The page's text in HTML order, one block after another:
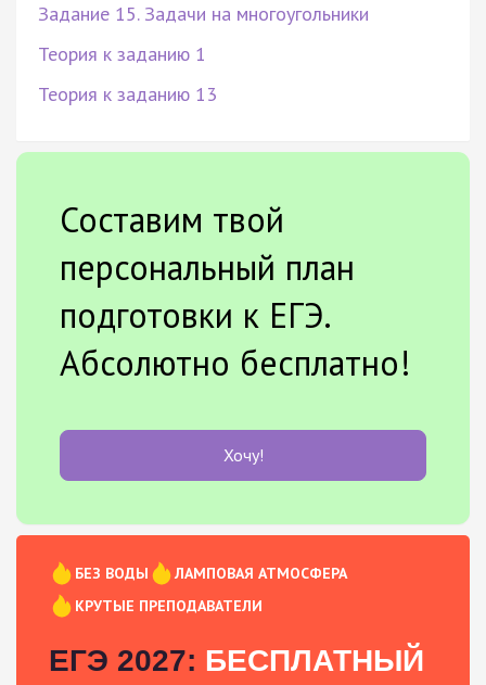
Задание 15. Задачи на многоугольники
Теория к заданию 1
Теория к заданию 13
Составим твой
персональный план
подготовки к ЕГЭ.
Абсолютно бесплатно!
Хочу!
БЕЗ ВОДЫ
ЛАМПОВАЯ АТМОСФЕРА
КРУТЫЕ ПРЕПОДАВАТЕЛИ
ЕГЭ 2027: БЕСПЛАТНЫЙ